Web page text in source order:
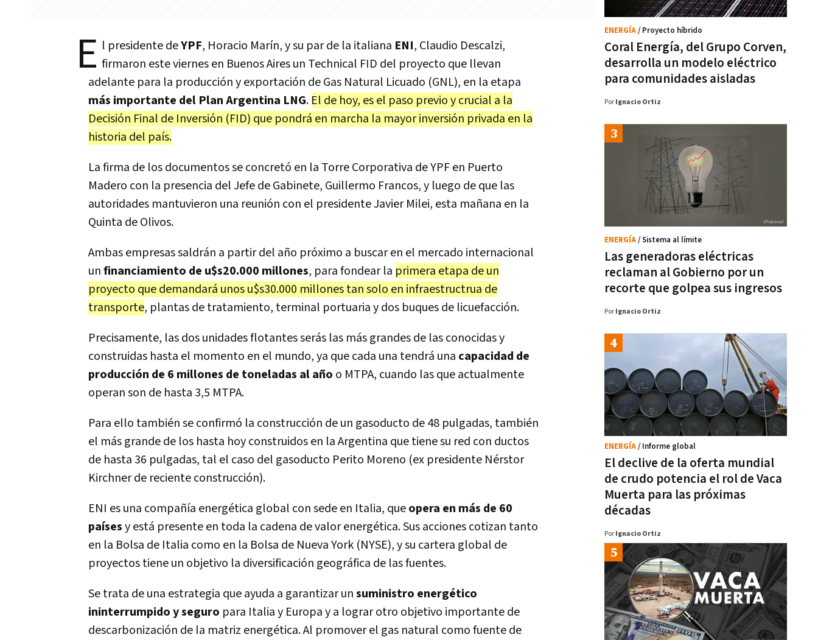
E l presidente deYPF, Horacio Marín, y su par de la italiana ENI, Claudio Descalzi,
firmaron este viernes en Buenos Aires un Technical FID del proyecto que llevan
adelante para la producción y exportación de Gas Natural Licuado (GNL), en la etapa
más importante del Plan Argentina LNG. El de hoy, es el paso previo y crucial a la
Decisión Final de Inversión (FID) que pondrá en marcha la mayor inversión privada en la
historia del país.
La firma de los documentos se concretó en la Torre Corporativa de YPF en Puerto
Madero con la presencia del Jefe de Gabinete, Guillermo Francos, y luego de que las
autoridades mantuvieron una reunión con el presidente Javier Milei, esta mañana en la
Quinta de Olivos.
Ambas empresas saldrán a partir del año próximo a buscar en el mercado internacional
unfinanciamiento de u$s20.000 millones, para fondear la primera etapa de un
proyecto que demandará unos u$s30.000 millones tan solo en infraestructrua de
transporte, plantas de tratamiento, terminal portuaria y dos buques de licuefacción.
Precisamente, las dos unidades flotantes serás las más grandes de las conocidas y
construidas hasta el momento en el mundo, ya que cada una tendrá una capacidad de
producción de 6 millones de toneladas al año o MTPA, cuando las que actualmente
operan son de hasta 3,5 MTPA.
Para ello también se confirmó la construcción de un gasoducto de 48 pulgadas, también
el más grande de los hasta hoy construidos en la Argentina que tiene su red con ductos
de hasta 36 pulgadas, tal el caso del gasoducto Perito Moreno (ex presidente Nérstor
Kirchner de reciente construcción).
ENI es una compañía energética global con sede en Italia, queopera en más de 60
paísesy está presente en toda la cadena de valor energética. Sus acciones cotizan tanto
en la Bolsa de Italia como en la Bolsa de Nueva York (NYSE), y su cartera global de
proyectos tiene un objetivo la diversificación geográfica de las fuentes.
Se trata de una estrategia que ayuda a garantizar unsuministro energético
ininterrumpido y seguro para Italia y Europa y a lograr otro objetivo importante de
descarbonización de la matriz energética. Al promover el gas natural como fuente de
Coral Energía, del Grupo Corven,
desarrolla un modelo eléctrico
para comunidades aisladas
ENERGÍA/ Proyecto híbrido
Por Ignacio Ortiz
Las generadoras eléctricas
reclaman al Gobierno por un
recorte que golpea sus ingresos
ENERGÍA/ Sistema al límite
Por Ignacio Ortiz
El declive de la oferta mundial
de crudo potencia el rol de Vaca
Muerta para las próximas
décadas
ENERGÍA/ Informe global
Por Ignacio Ortiz